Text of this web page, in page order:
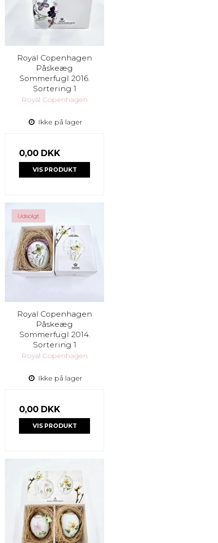
Royal Copenhagen
Påskeæg
Sommerfugl 2016.
Sortering 1
Royal Copenhagen
Ikke på lager
0,00 DKK
VIS PRODUKT
Udsolgt
Royal Copenhagen
Påskeæg
Sommerfugl 2014.
Sortering 1
Royal Copenhagen
Ikke på lager
0,00 DKK
VIS PRODUKT